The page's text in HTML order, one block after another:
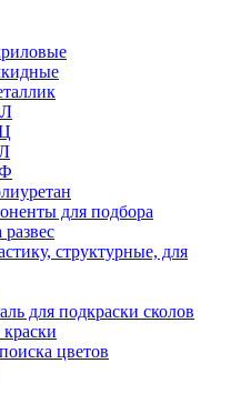
для подбора
структурные, для
для подкраски сколов
цветов